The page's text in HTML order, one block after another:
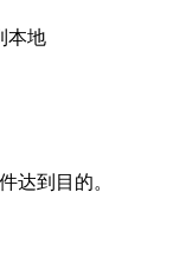
本地
达到目的。